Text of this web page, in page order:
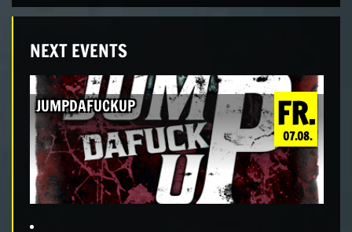
NEXT EVENTS
FR.
07.08.
JUMPDAFUCKUP